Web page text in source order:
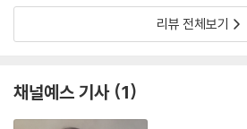
요덕이의 모습을 더욱 돋보이게 합니다.
리뷰 전체보기
채널예스 기사 1